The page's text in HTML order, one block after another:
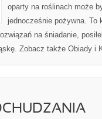
oparty na roślinach może
jednocześnie pożywna. To
na śniadanie,
Zobacz także Obiady